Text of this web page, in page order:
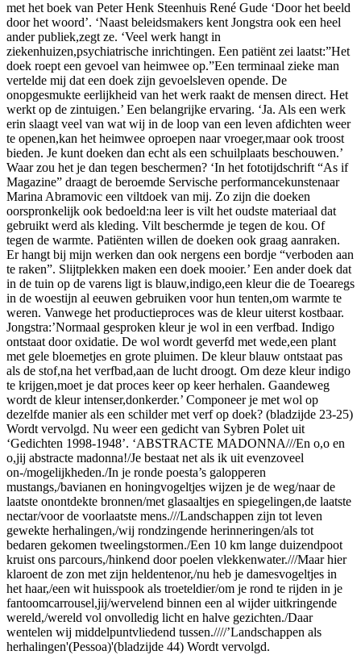
met het boek van Peter Henk Steenhuis René Gude ‘Door het beeld
door het woord’. ‘Naast beleidsmakers kent Jongstra ook een heel
ander publiek,zegt ze. ‘Veel werk hangt in
ziekenhuizen,psychiatrische inrichtingen. Een patiënt zei laatst:”Het
doek roept een gevoel van heimwee op.”Een terminaal zieke man
vertelde mij dat een doek zijn gevoelsleven opende. De
onopgesmukte eerlijkheid van het werk raakt de mensen direct. Het
werkt op de zintuigen.’ Een belangrijke ervaring. ‘Ja. Als een werk
erin slaagt veel van wat wij in de loop van een leven afdichten weer
te openen,kan het heimwee oproepen naar vroeger,maar ook troost
bieden. Je kunt doeken dan echt als een schuilplaats beschouwen.’
Waar zou het je dan tegen beschermen? ‘In het fototijdschrift “As if
Magazine” draagt de beroemde Servische performancekunstenaar
Marina Abramovic een viltdoek van mij. Zo zijn die doeken
oorspronkelijk ook bedoeld:na leer is vilt het oudste materiaal dat
gebruikt werd als kleding. Vilt beschermde je tegen de kou. Of
tegen de warmte. Patiënten willen de doeken ook graag aanraken.
Er hangt bij mijn werken dan ook nergens een bordje “verboden aan
te raken”. Slijtplekken maken een doek mooier.’ Een ander doek dat
in de tuin op de varens ligt is blauw,indigo,een kleur die de Toearegs
in de woestijn al eeuwen gebruiken voor hun tenten,om warmte te
weren. Vanwege het productieproces was de kleur uiterst kostbaar.
Jongstra:’Normaal gesproken kleur je wol in een verfbad. Indigo
ontstaat door oxidatie. De wol wordt geverfd met wede,een plant
met gele bloemetjes en grote pluimen. De kleur blauw ontstaat pas
als de stof,na het verfbad,aan de lucht droogt. Om deze kleur indigo
te krijgen,moet je dat proces keer op keer herhalen. Gaandeweg
wordt de kleur intenser,donkerder.’ Componeer je met wol op
dezelfde manier als een schilder met verf op doek? (bladzijde 23-25)
Wordt vervolgd. Nu weer een gedicht van Sybren Polet uit
‘Gedichten 1998-1948’. ‘ABSTRACTE MADONNA///En o,o en
o,jij abstracte madonna!/Je bestaat net als ik uit evenzoveel
on-/mogelijkheden./In je ronde poesta’s galopperen
mustangs,/bavianen en honingvogeltjes wijzen je de weg/naar de
laatste onontdekte bronnen/met glasaaltjes en spiegelingen,de laatste
nectar/voor de voorlaatste mens.///Landschappen zijn tot leven
gewekte herhalingen,/wij rondzingende herinneringen/als tot
bedaren gekomen tweelingstormen./Een 10 km lange duizendpoot
kruist ons parcours,/hinkend door poelen vlekkenwater.///Maar hier
klaroent de zon met zijn heldentenor,/nu heb je damesvogeltjes in
het haar,/een wit huisspook als troeteldier/om je rond te rijden in je
fantoomcarrousel,jij/wervelend binnen een al wijder uitkringende
wereld,/wereld vol onvolledig licht en halve gezichten./Daar
wentelen wij middelpuntvliedend tussen.////’Landschappen als
herhalingen'(Pessoa)'(bladzijde 44) Wordt vervolgd.